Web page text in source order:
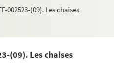
002523-(09). Les chaises
(09). Les chaises
sauvage et Espace Chapiteaux